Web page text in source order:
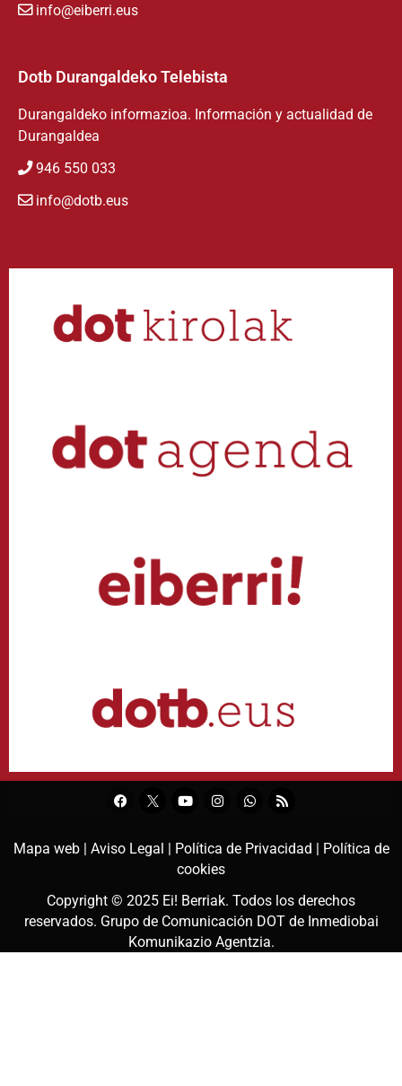
info@eiberri.eus
Dotb Durangaldeko Telebista
Durangaldeko informazioa. Información y actualidad de
Durangaldea
946 550 033
info@dotb.eus
Mapa web | Aviso Legal | Política de Privacidad |
Política de
cookies
Copyright © 2025 Ei! Berriak. Todos los derechos
reservados. Grupo de Comunicación DOT de Inmediobai
Komunikazio Agentzia.